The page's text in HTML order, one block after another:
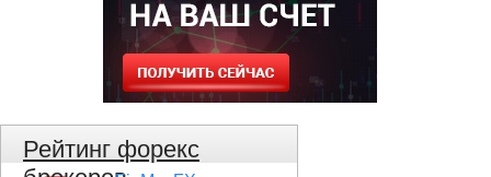
Рейтинг форекс